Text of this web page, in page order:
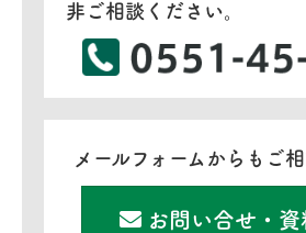
非ご相談ください。
メールフォームからもご相
お問い合せ・資